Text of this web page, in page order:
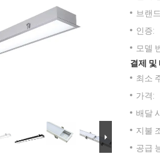
브랜
인증:
모델
결제 및
최소
가격:
배달
지불
공급